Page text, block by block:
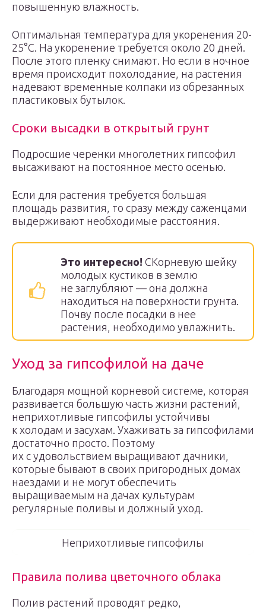
повышенную влажность.
Оптимальная температура для укоренения 20-
25°С. На укоренение требуется около 20 дней.
После этого пленку снимают. Но если в ночное
время происходит похолодание, на растения
надевают временные колпаки из обрезанных
пластиковых бутылок.
Сроки высадки в открытый грунт
Подросшие черенки многолетних гипсофил
высаживают на постоянное место осенью.
Если для растения требуется большая
площадь развития, то сразу между саженцами
выдерживают необходимые расстояния.
Это интересно! СКорневую шейку
молодых кустиков в землю
не заглубляют — она должна
находиться на поверхности грунта.
Почву после посадки в нее
растения, необходимо увлажнить.
Уход за гипсофилой на даче
Благодаря мощной корневой системе, которая
развивается большую часть жизни растений,
неприхотливые гипсофилы устойчивы
к холодам и засухам. Ухаживать за гипсофилами
достаточно просто. Поэтому
их с удовольствием выращивают дачники,
которые бывают в своих пригородных домах
наездами и не могут обеспечить
выращиваемым на дачах культурам
регулярные поливы и должный уход.
Неприхотливые гипсофилы
Правила полива цветочного облака
Полив растений проводят редко,